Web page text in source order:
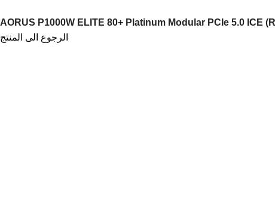
AORUS P1000W ELITE 80+ Platinum Modular PCIe 5.0 ICE
الرجوع الى المنتج